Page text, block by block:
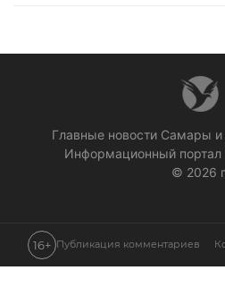
Главные новости Самары
Информационный портал
© 2026
16+ Публикация комментариев